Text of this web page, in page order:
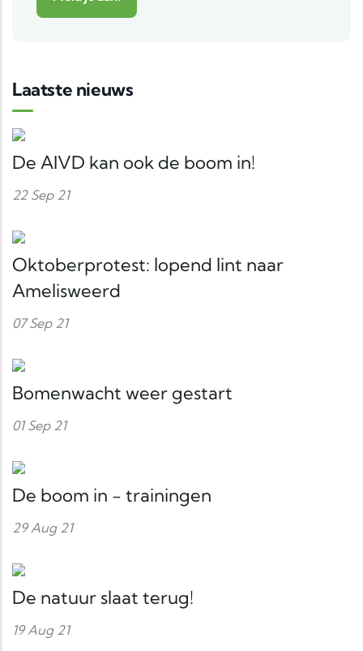
Laatste nieuws
De AIVD kan ook de boom in!
22 Sep 21
Oktoberprotest: lopend lint naar
Amelisweerd
07 Sep 21
Bomenwacht weer gestart
01 Sep 21
De boom in - trainingen
29 Aug 21
De natuur slaat terug!
19 Aug 21